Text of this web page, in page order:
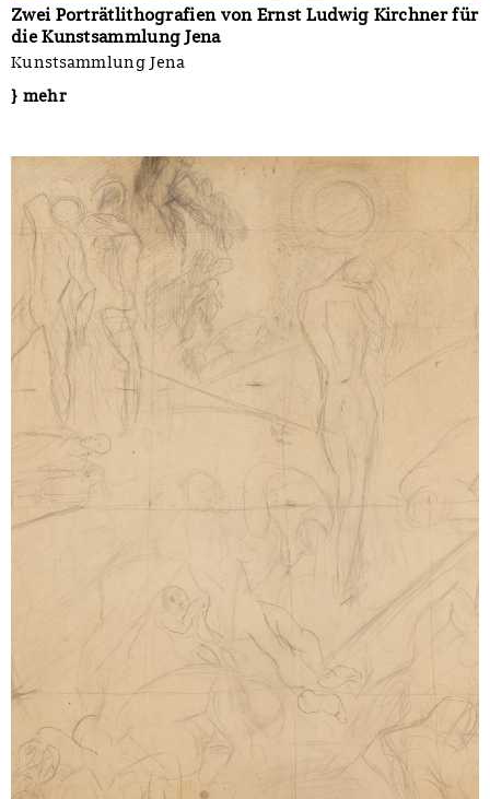
Zwei Porträtlithografien von Ernst Ludwig Kirchner für
die Kunstsammlung Jena
Kunstsammlung Jena
} mehr